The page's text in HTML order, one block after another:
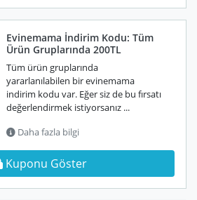
Evinemama İndirim Kodu: Tüm
Ürün Gruplarında 200TL
Tüm ürün gruplarında
yararlanılabilen bir evinemama
indirim kodu var. Eğer siz de bu fırsatı
değerlendirmek istiyorsanız ...
Daha fazla bilgi
Kuponu Göster